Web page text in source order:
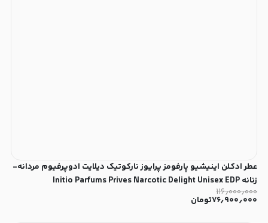
عطر ادکلن اینیشیو پارفومز پرایوز نارکوتیک دیلایت ادوپرفیوم مردانه-
زنانه Initio Parfums Prives Narcotic Delight Unisex EDP
۱۱۶٫۰۰۰٫۰۰۰
۷۶٫۹۰۰٫۰۰۰تومان